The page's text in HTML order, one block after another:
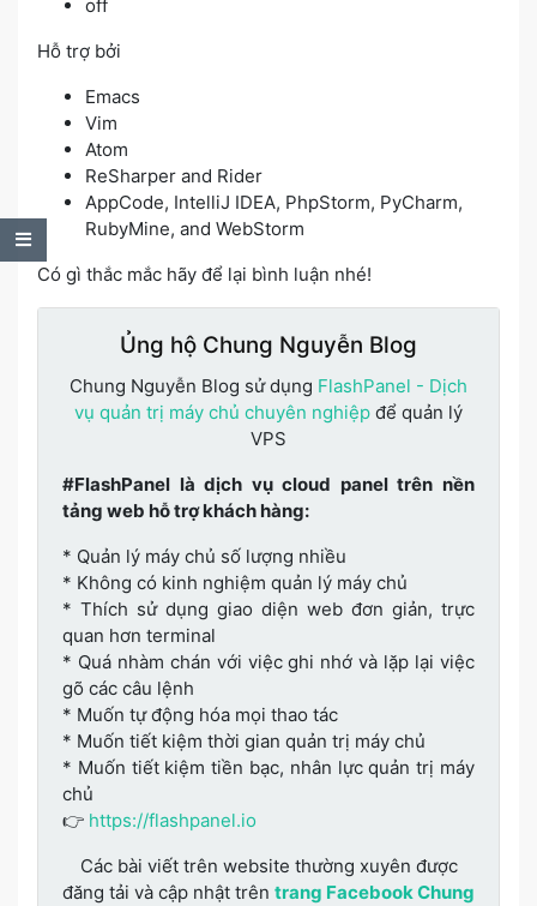
off
Hỗ trợ bởi
Emacs
Vim
Atom
ReSharper and Rider
AppCode, IntelliJ IDEA, PhpStorm, PyCharm,
RubyMine, and WebStorm
Có gì thắc mắc hãy để lại bình luận nhé!
Ủng hộ Chung Nguyễn Blog
Chung Nguyễn Blog sử dụng FlashPanel - Dịch
vụ quản trị máy chủ chuyên nghiệp để quản lý
VPS
#FlashPanel là dịch vụ cloud panel trên nền
tảng web hỗ trợ khách hàng:
* Quản lý máy chủ số lượng nhiều
* Không có kinh nghiệm quản lý máy chủ
* Thích sử dụng giao diện web đơn giản, trực
quan hơn terminal
* Quá nhàm chán với việc ghi nhớ và lặp lại việc
gõ các câu lệnh
* Muốn tự động hóa mọi thao tác
* Muốn tiết kiệm thời gian quản trị máy chủ
* Muốn tiết kiệm tiền bạc, nhân lực quản trị máy
chủ
👉 https://flashpanel.io
Các bài viết trên website thường xuyên được
đăng tải và cập nhật trên trang Facebook Chung
Table of Contents